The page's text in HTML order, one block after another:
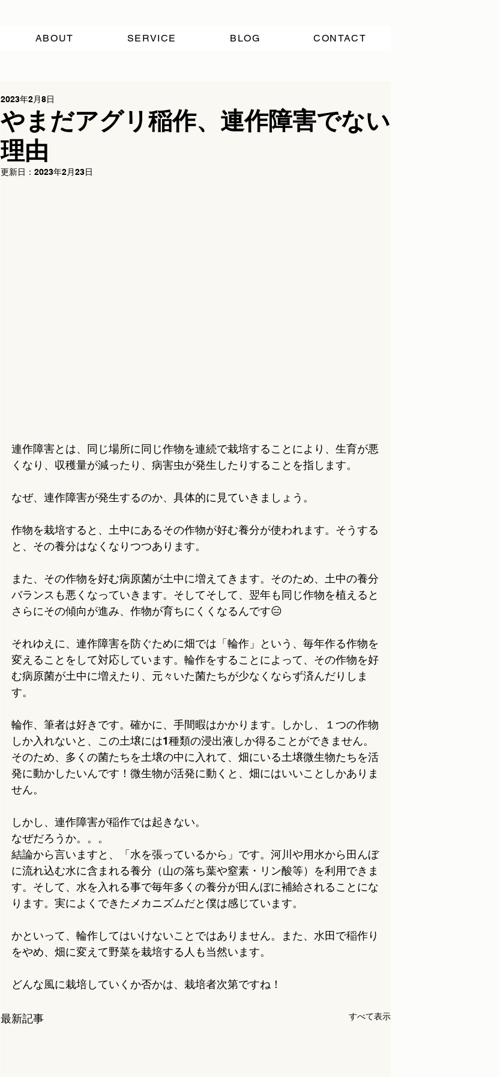
ABOUT SERVICE BLOG CONTACT
やまだアグリ稲作、連作障害でない
理由
2023年2月8日
更新日： 2023年2月23日
連作障害とは、同じ場所に同じ作物を連続で栽培することにより、生育が悪
くなり、収穫量が減ったり、病害虫が発生したりすることを指します。
なぜ、連作障害が発生するのか、具体的に見ていきましょう。
作物を栽培すると、土中にあるその作物が好む養分が使われます。そうする
と、その養分はなくなりつつあります。
また、その作物を好む病原菌が土中に増えてきます。そのため、土中の養分
バランスも悪くなっていきます。そしてそして、翌年も同じ作物を植えると
さらにその傾向が進み、作物が育ちにくくなるんです😑
それゆえに、連作障害を防ぐために畑では「輪作」という、毎年作る作物を
変えることをして対応しています。輪作をすることによって、その作物を好
む病原菌が土中に増えたり、元々いた菌たちが少なくならず済んだりしま
す。
輪作、筆者は好きです。確かに、手間暇はかかります。しかし、１つの作物
しか入れないと、この土壌には1種類の浸出液しか得ることができません。
そのため、多くの菌たちを土壌の中に入れて、畑にいる土壌微生物たちを活
発に動かしたいんです！微生物が活発に動くと、畑にはいいことしかありま
せん。
しかし、連作障害が稲作では起きない。
なぜだろうか。。。
結論から言いますと、「水を張っているから」です。河川や用水から田んぼ
に流れ込む水に含まれる養分（山の落ち葉や窒素・リン酸等）を利用できま
す。そして、水を入れる事で毎年多くの養分が田んぼに補給されることにな
ります。実によくできたメカニズムだと僕は感じています。
かといって、輪作してはいけないことではありません。また、水田で稲作り
をやめ、畑に変えて野菜を栽培する人も当然います。
どんな風に栽培していくか否かは、栽培者次第ですね！
最新記事 すべて表示